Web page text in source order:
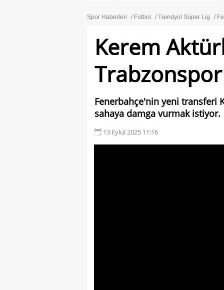
Spor Haberleri Futbol Trendyol Süper Lig
Kerem
Fenerbahçe'nin yeni transferi
sahaya damga vurmak istiyor.
13 Eylül 2025 11:16